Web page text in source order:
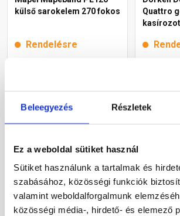
Beleegyezés Részletek
Ez a weboldal sütiket használ
Sütiket használunk a tartalmak és
szabásához, közösségi funkciók
valamint weboldalforgalmunk
közösségi média-, hirdető- és elemező
külső sarokelem 270 fokos
Rendelésre
Quattro